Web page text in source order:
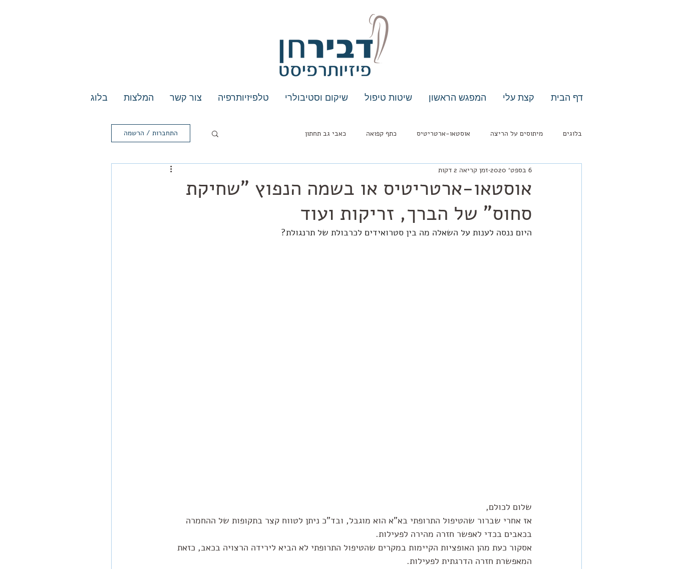
דף הבית קצת עלי המפגש הראשון שיטות טיפול שיקום וסטיבולרי טלפיזיותרפיה צור קשר המלצות בלוג
בלוגים מיתוסים על הריצה אוסטאו-ארטריטיס כתף קפואה כאבי גב תחתון התחברות / הרשמה
אוסטאו-ארטריטיס או בשמה הנפוץ "שחיקת
סחוס" של הברך, זריקות ועוד
6 בספט׳ 2020 זמן קריאה 2 דקות
היום ננסה לענות על השאלה מה בין סטרואידים לכרבולת של תרנגולת?
שלום לכולם,
אז אחרי שברור שהטיפול התרופתי בא"א הוא מוגבל, ובד"כ ניתן לטווח קצר בתקופות של ההחמרה
בכאבים בכדי לאפשר חזרה מהירה לפעילות.
אסקור כעת מהן האופציות הקיימות במקרים שהטיפול התרופתי לא הביא לירידה הרצויה בכאב, כזאת
המאפשרת חזרה הדרגתית לפעילות.